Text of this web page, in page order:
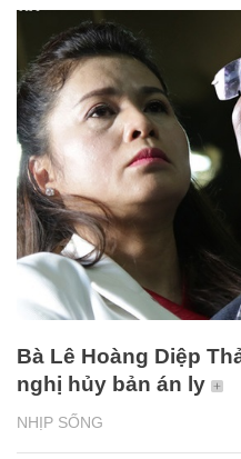
NHỊP SỐNG
Bà Lê Hoàng Diệp
nghị hủy bản án ly